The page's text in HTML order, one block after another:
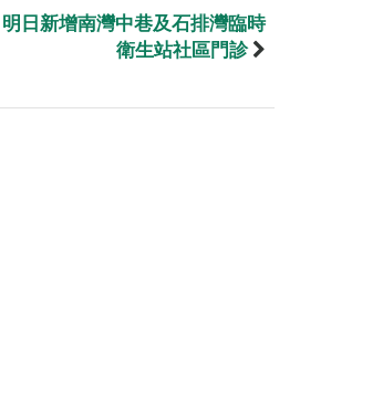
明日新增南灣中巷及石排灣臨時
衛生站社區門診